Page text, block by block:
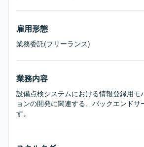
雇用形態
業務委託(フリーランス)
業務内容
設備点検システムにおける情報登録用モ
ョンの開発に関連する、バックエンドサ
す。